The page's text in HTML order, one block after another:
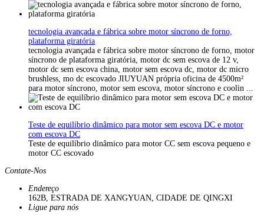
tecnologia avançada e fábrica sobre motor síncrono de forno,
plataforma giratória
tecnologia avançada e fábrica sobre motor síncrono de forno, motor
síncrono de plataforma giratória, motor dc sem escova de 12 v,
motor dc sem escova china, motor sem escova dc, motor dc micro
brushless, mo dc escovado JIUYUAN própria oficina de 4500m²
para motor síncrono, motor sem escova, motor síncrono e coolin ...
Teste de equilíbrio dinâmico para motor sem escova DC e motor
com escova DC
Teste de equilíbrio dinâmico para motor CC sem escova pequeno e
motor CC escovado
Contate-Nos
Endereço
162B, ESTRADA DE XANGYUAN, CIDADE DE QINGXI
Ligue para nós